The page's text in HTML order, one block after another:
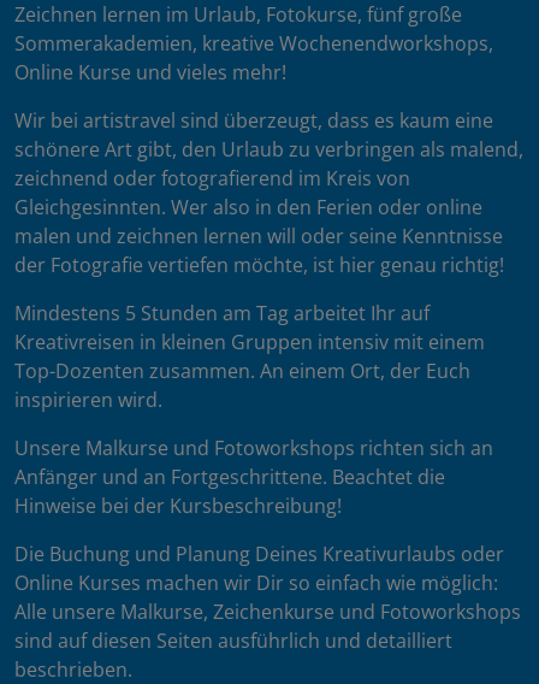
Zeichnen lernen im Urlaub, Fotokurse, fünf große
Sommerakademien, kreative Wochenendworkshops,
Online Kurse und vieles mehr!
Wir bei artistravel sind überzeugt, dass es kaum eine
schönere Art gibt, den Urlaub zu verbringen als malend,
zeichnend oder fotografierend im Kreis von
Gleichgesinnten. Wer also in den Ferien oder online
malen und zeichnen lernen will oder seine Kenntnisse
der Fotografie vertiefen möchte, ist hier genau richtig!
Mindestens 5 Stunden am Tag arbeitet Ihr auf
Kreativreisen in kleinen Gruppen intensiv mit einem
Top-Dozenten zusammen. An einem Ort, der Euch
inspirieren wird.
Unsere Malkurse und Fotoworkshops richten sich an
Anfänger und an Fortgeschrittene. Beachtet die
Hinweise bei der Kursbeschreibung!
Die Buchung und Planung Deines Kreativurlaubs oder
Online Kurses machen wir Dir so einfach wie möglich:
Alle unsere Malkurse, Zeichenkurse und Fotoworkshops
sind auf diesen Seiten ausführlich und detailliert
beschrieben.